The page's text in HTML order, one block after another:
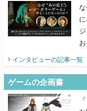
にな
インタビューの記事一覧
ゲームの企画書